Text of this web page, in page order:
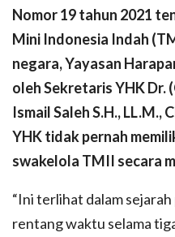
Nomor 19 tahun 2021
Mini Indonesia Indah
negara, Yayasan
oleh Sekretaris YHK Dr.
Ismail Saleh S.H., LL.M.,
YHK tidak pernah
swakelola TMII secara
“Ini terlihat dalam
rentang waktu selama